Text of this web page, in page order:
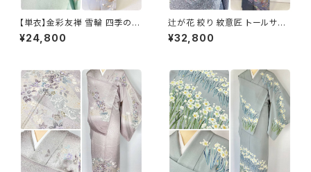
【単衣】金彩友禅 雪輪 四季の
花々 正絹 訪問着 黄緑 青緑 紫
1418
¥24,800
辻が花 絞り 紋意匠 トールサイ
ズ 金彩 訪問着 正絹 袷 青 ブル
ー 紫 1273
¥32,800